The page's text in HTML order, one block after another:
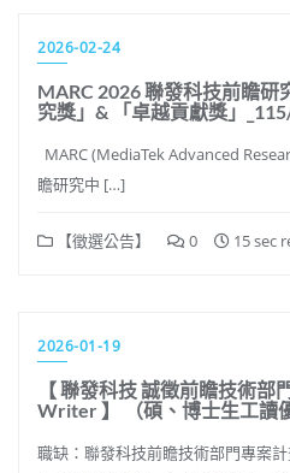
2026-02-24
MARC 2026 聯發科技前瞻研
究獎」& 「卓越貢獻獎」
MARC (MediaTek Advanced
瞻研究中 […]
【徵選公告】 0 15 sec
2026-01-19
【 聯發科技 誠徵前瞻技術部
Writer 】 （碩、博士生工讀
職缺：聯發科技前瞻技術部門專案